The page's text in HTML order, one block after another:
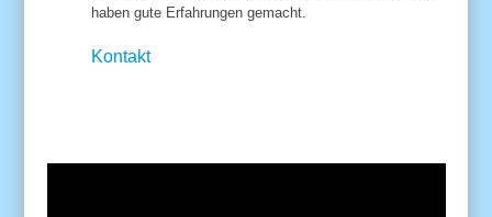
haben gute Erfahrungen gemacht.
Kontakt